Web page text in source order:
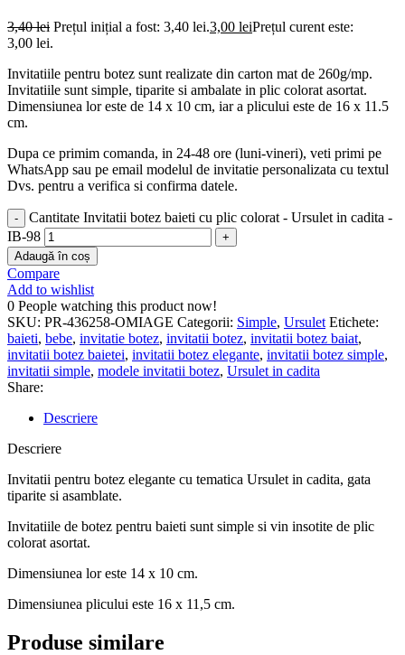
3,40lei Prețul inițial a fost: 3,40 lei.3,00 leiPrețul curent este:
3,00 lei.
Invitatiile pentru botez sunt realizate din carton mat de 260g/mp.
Invitatiile sunt simple, tiparite si ambalate in plic colorat asortat.
Dimensiunea lor este de 14 x 10 cm, iar a plicului este de 16 x 11.5
cm.
Dupa ce primim comanda, in 24-48 ore (luni-vineri), veti primi pe
WhatsApp sau pe email modelul de invitatie personalizata cu textul
Dvs. pentru a verifica si confirma datele.
Cantitate Invitatii botez baieti cu plic colorat - Ursulet in cadita -
IB-98
Adaugă în coș
Compare
Add to wishlist
0 People watching this product now!
SKU: PR-436258-OMIAGE Categorii: Simple, Ursulet Etichete:
baieti, bebe, invitatie botez, invitatii botez, invitatii botez baiat,
invitatii botez baietei, invitatii botez elegante, invitatii botez simple,
invitatii simple, modele invitatii botez, Ursulet in cadita
Share:
Descriere
Descriere
Invitatii pentru botez elegante cu tematica Ursulet in cadita, gata
tiparite si asamblate.
Invitatiile de botez pentru baieti sunt simple si vin insotite de plic
colorat asortat.
Dimensiunea lor este 14 x 10 cm.
Dimensiunea plicului este 16 x 11,5 cm.
Produse similare